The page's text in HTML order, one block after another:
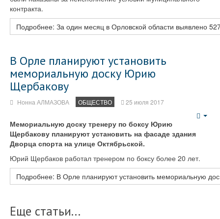
контракта.
Подробнее: За один месяц в Орловской области выявлено
В Орле планируют установить
мемориальную доску Юрию
Щербакову
Нонна АЛМАЗОВА ОБЩЕСТВО 25 июля 2017
Мемориальную доску тренеру по боксу Юрию
Щербакову планируют установить на фасаде здания
Дворца спорта на улице Октябрьской.
Юрий Щербаков работал тренером по боксу более 20 лет.
Подробнее: В Орле планируют установить мемориальную
Еще статьи...